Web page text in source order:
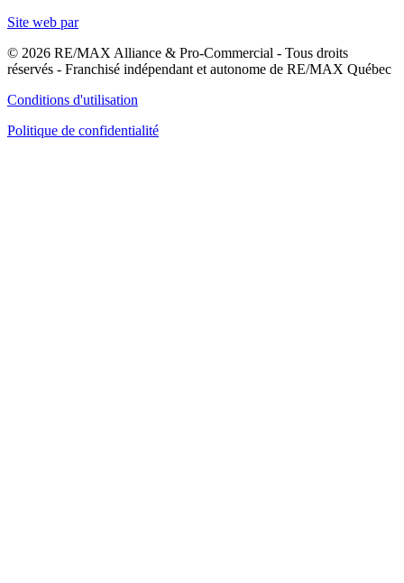
Site web par
© 2026 RE/MAX Alliance & Pro-Commercial - Tous droits
réservés - Franchisé indépendant et autonome de RE/MAX Québec
Conditions d'utilisation
Politique de confidentialité